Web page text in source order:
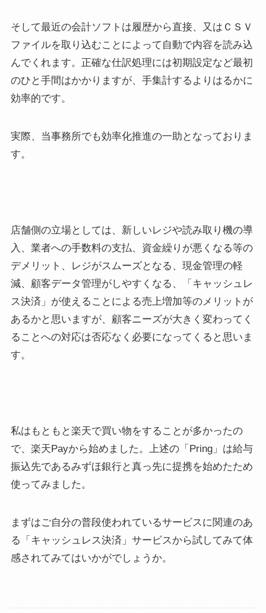
そして最近の会計ソフトは履歴から直接、又はＣＳＶ
ファイルを取り込むことによって自動で内容を読み込
んでくれます。正確な仕訳処理には初期設定など最初
のひと手間はかかりますが、手集計するよりはるかに
効率的です。
実際、当事務所でも効率化推進の一助となっておりま
す。
店舗側の立場としては、新しいレジや読み取り機の導
入、業者への手数料の支払、資金繰りが悪くなる等の
デメリット、レジがスムーズとなる、現金管理の軽
減、顧客データ管理がしやすくなる、「キャッシュレ
ス決済」が使えることによる売上増加等のメリットが
あるかと思いますが、顧客ニーズが大きく変わってく
ることへの対応は否応なく必要になってくると思いま
す。
私はもともと楽天で買い物をすることが多かったの
で、楽天Payから始めました。上述の「Pring」は給与
振込先であるみずほ銀行と真っ先に提携を始めたため
使ってみました。
まずはご自分の普段使われているサービスに関連のあ
る「キャッシュレス決済」サービスから試してみて体
感されてみてはいかがでしょうか。